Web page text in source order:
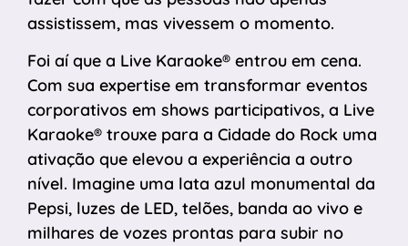
assistissem, mas vivessem o momento.
Foi aí que a Live Karaoke® entrou em cena.
Com sua expertise em transformar eventos
corporativos em shows participativos, a Live
Karaoke® trouxe para a Cidade do Rock uma
ativação que elevou a experiência a outro
nível. Imagine uma lata azul monumental da
Pepsi, luzes de LED, telões, banda ao vivo e
milhares de vozes prontas para subir no